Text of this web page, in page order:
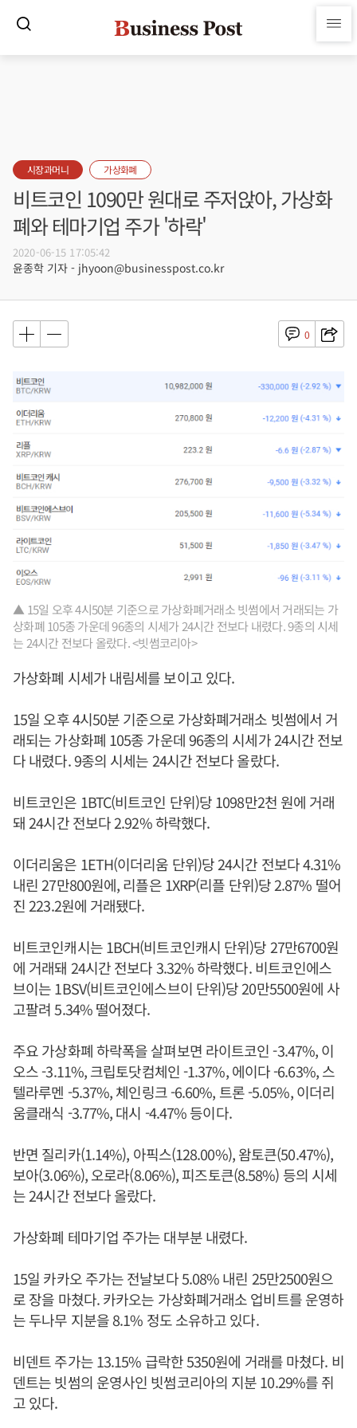
시장과머니 가상화폐
비트코인 1090만 원대로 주저앉아, 가상화
폐와 테마기업 주가 '하락'
2020-06-15 17:05:42
윤종학 기자 - jhyoon@businesspost.co.kr
0
▲ 15일 오후 4시50분 기준으로 가상화폐거래소 빗썸에서 거래되는 가
상화폐 105종 가운데 96종의 시세가 24시간 전보다 내렸다. 9종의 시세
는 24시간 전보다 올랐다. <빗썸코리아>
가상화폐 시세가 내림세를 보이고 있다.
15일 오후 4시50분 기준으로 가상화폐거래소 빗썸에서 거
래되는 가상화폐 105종 가운데 96종의 시세가 24시간 전보
다 내렸다. 9종의 시세는 24시간 전보다 올랐다.
비트코인은 1BTC(비트코인 단위)당 1098만2천 원에 거래
돼 24시간 전보다 2.92% 하락했다.
이더리움은 1ETH(이더리움 단위)당 24시간 전보다 4.31%
내린 27만800원에, 리플은 1XRP(리플 단위)당 2.87% 떨어
진 223.2원에 거래됐다.
비트코인캐시는 1BCH(비트코인캐시 단위)당 27만6700원
에 거래돼 24시간 전보다 3.32% 하락했다. 비트코인에스
브이는 1BSV(비트코인에스브이 단위)당 20만5500원에 사
고팔려 5.34% 떨어졌다.
주요 가상화폐 하락폭을 살펴보면 라이트코인 -3.47%, 이
오스 -3.11%, 크립토닷컴체인 -1.37%, 에이다 -6.63%, 스
텔라루멘 -5.37%, 체인링크 -6.60%, 트론 -5.05%, 이더리
움클래식 -3.77%, 대시 -4.47% 등이다.
반면 질리카(1.14%), 아픽스(128.00%), 왐토큰(50.47%),
보아(3.06%), 오로라(8.06%), 피즈토큰(8.58%) 등의 시세
는 24시간 전보다 올랐다.
가상화폐 테마기업 주가는 대부분 내렸다.
15일 카카오 주가는 전날보다 5.08% 내린 25만2500원으
로 장을 마쳤다. 카카오는 가상화폐거래소 업비트를 운영하
는 두나무 지분을 8.1% 정도 소유하고 있다.
비덴트 주가는 13.15% 급락한 5350원에 거래를 마쳤다. 비
덴트는 빗썸의 운영사인 빗썸코리아의 지분 10.29%를 쥐
고 있다.